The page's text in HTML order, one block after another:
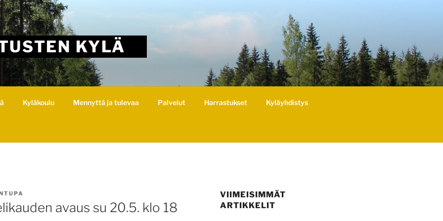
KYLÄ
Kyläkoulu Mennyttä ja tulevaa Palvelut Harrastukset Kyläyhdistys
avaus su 20.5. klo 18
VIIMEISIMMÄT
ARTIKKELIT